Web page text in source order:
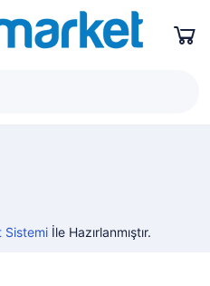
İle Hazırlanmıştır.